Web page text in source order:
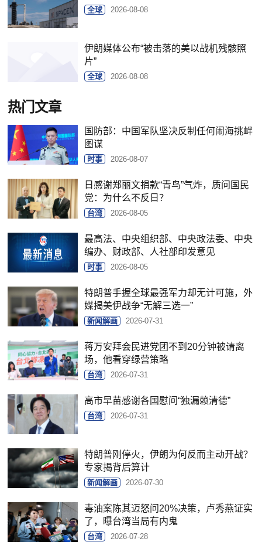
全球 2026-08-08
伊朗媒体公布“被击落的美以战机残骸照
片”
全球 2026-08-08
热门文章
国防部：中国军队坚决反制任何闹海挑衅
图谋
时事 2026-08-07
日感谢郑丽文捐款“青鸟”气炸，质问国民
党：为什么不反日？
台湾 2026-08-05
最高法、中央组织部、中央政法委、中央
编办、财政部、人社部印发意见
时事 2026-08-05
特朗普手握全球最强军力却无计可施，外
媒揭美伊战争“无解三选一”
新闻解画 2026-07-31
蒋万安拜会民进党团不到20分钟被请离
场，他看穿绿营策略
台湾 2026-07-31
高市早苗感谢各国慰问“独漏赖清德”
台湾 2026-07-31
特朗普刚停火，伊朗为何反而主动开战？
专家揭背后算计
新闻解画 2026-07-30
毒油案陈其迈怒问20%决策，卢秀燕证实
了，曝台湾当局有内鬼
台湾 2026-07-28